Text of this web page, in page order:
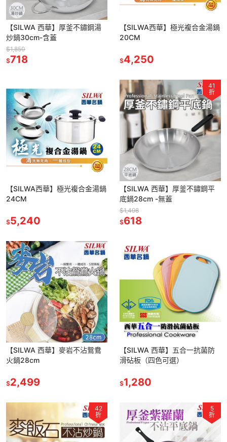
【SILWA 西華】厚釜不鏽鋼湯
炒鍋30cm-含蓋
$1,850
$718
【SILWA西華】極光複合金湯鍋
20CM
$4,250
【SILWA西華】極光複合金湯鍋
24CM
$5,240
41
折
【SILWA 西華】厚釜不鏽鋼平
底鍋28cm -無蓋
$1,498
$618
【SILWA 西華】麥岩不沾鴛鴦
火鍋28cm
$2,499
【SILWA 西華】五合一抗菌防
滑砧板（四色可選）
$1,280
42
折
5
折